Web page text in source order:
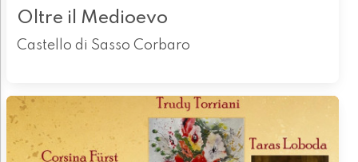
Oltre il Medioevo
Castello di Sasso Corbaro